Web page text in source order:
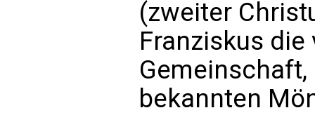
(zweiter
Franziskus
bekannten